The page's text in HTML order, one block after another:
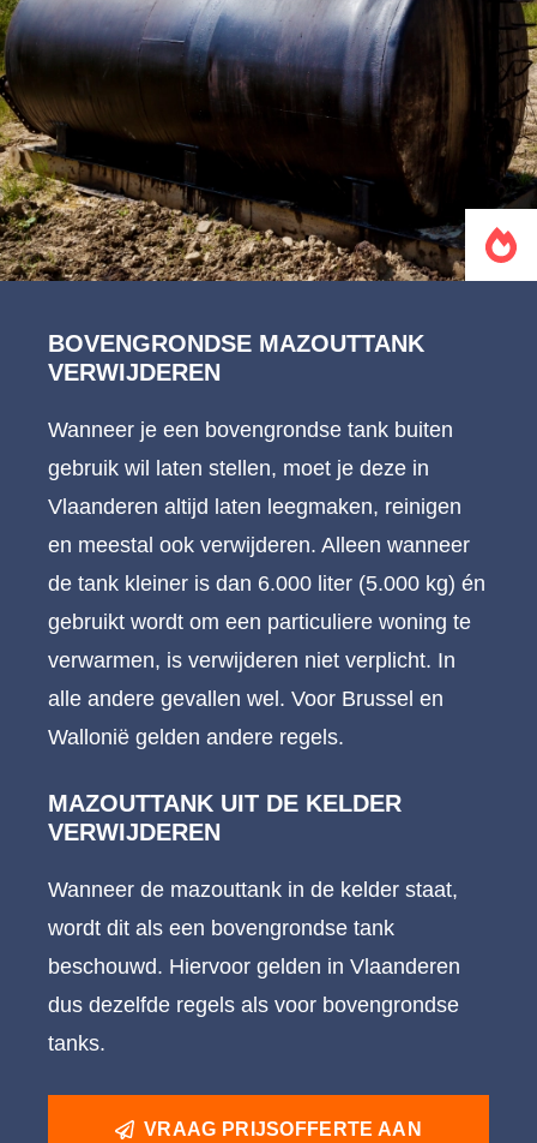
BOVENGRONDSE MAZOUTTANK
VERWIJDEREN
Wanneer je een bovengrondse tank buiten
gebruik wil laten stellen, moet je deze in
Vlaanderen altijd laten leegmaken, reinigen
en meestal ook verwijderen. Alleen wanneer
de tank kleiner is dan 6.000 liter (5.000 kg) én
gebruikt wordt om een particuliere woning te
verwarmen, is verwijderen niet verplicht. In
alle andere gevallen wel. Voor Brussel en
Wallonië gelden andere regels.
MAZOUTTANK UIT DE KELDER
VERWIJDEREN
Wanneer de mazouttank in de kelder staat,
wordt dit als een bovengrondse tank
beschouwd. Hiervoor gelden in Vlaanderen
dus dezelfde regels als voor bovengrondse
tanks.
VRAAG PRIJSOFFERTE AAN